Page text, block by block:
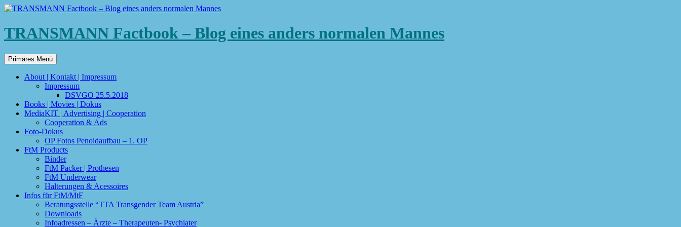
TRANSMANN Factbook – Blog eines anders normalen Mannes
Suchen
Primäres Menü Zum
Inhalt
springen
About | Kontakt | Impressum
Impressum
DSVGO 25.5.2018
Books | Movies | Dokus
MediaKIT | Advertising | Cooperation
Cooperation & Ads
Foto-Dokus
OP Fotos Penoidaufbau – 1. OP
FtM Products
Binder
FtM Packer | Prothesen
FtM Underwear
Halterungen & Acessoires
Infos für FtM/MtF
Beratungsstelle “TTA Transgender Team Austria”
Downloads
Infoadressen – Ärzte – Therapeuten- Psychiater